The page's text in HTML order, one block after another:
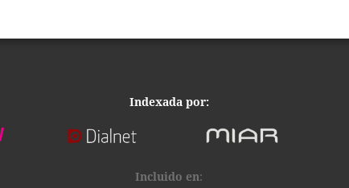
Indexada por:
Incluido en: